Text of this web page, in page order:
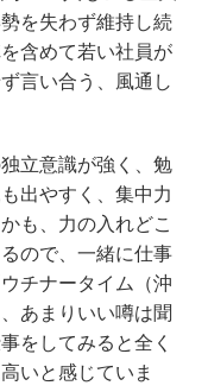
を失わず維持し続
含めて若い社員が
言い合う、風通し
立意識が強く、勉
出やすく、集中力
も、力の入れどこ
ので、一緒に仕事
チナータイム（沖
あまりいい噂は聞
をしてみると全く
いと感じていま